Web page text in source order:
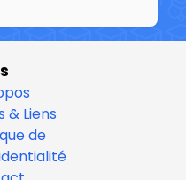
& Liens
de